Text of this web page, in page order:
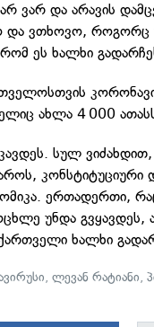
ვარ და არავის
ვთხოვო, როგორც
ეს ხალხი
ახლა 4 000
სულ
ერთადერთი,
უნდა გვყავდეს,
ხალხი
,ლევან რატიანი,